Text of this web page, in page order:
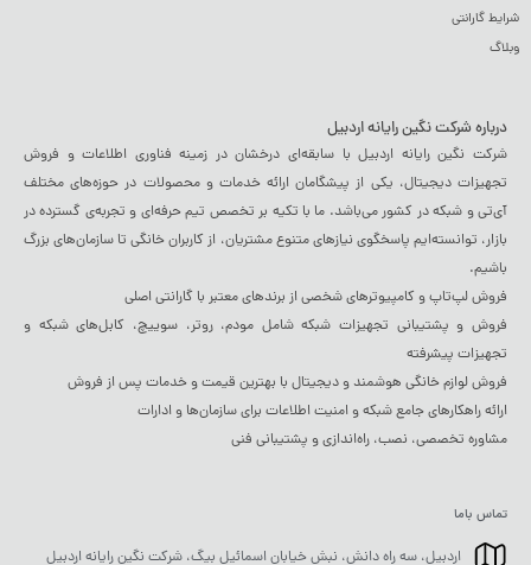
شرایط گارانتی
وبلاگ
درباره شرکت نگین رایانه اردبیل
شرکت نگین رایانه اردبیل با سابقه‌ای درخشان در زمینه فناوری اطلاعات و فروش
تجهیزات دیجیتال، یکی از پیشگامان ارائه خدمات و محصولات در حوزه‌های مختلف
آی‌تی و شبکه در کشور می‌باشد. ما با تکیه بر تخصص تیم حرفه‌ای و تجربه‌ی گسترده در
بازار، توانسته‌ایم پاسخگوی نیازهای متنوع مشتریان، از کاربران خانگی تا سازمان‌های بزرگ
باشیم.
فروش لپ‌تاپ و کامپیوترهای شخصی از برندهای معتبر با گارانتی اصلی
فروش و پشتیبانی تجهیزات شبکه شامل مودم، روتر، سوییچ، کابل‌های شبکه و
تجهیزات پیشرفته
فروش لوازم خانگی هوشمند و دیجیتال با بهترین قیمت و خدمات پس از فروش
ارائه راهکارهای جامع شبکه و امنیت اطلاعات برای سازمان‌ها و ادارات
مشاوره تخصصی، نصب، راه‌اندازی و پشتیبانی فنی
تماس باما
اردبیل، سه راه دانش، نبش خیابان اسمائیل بیگ، شرکت نگین رایانه اردبیل